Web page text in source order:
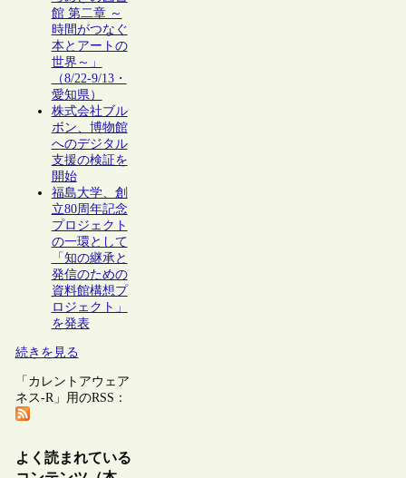
館 第二章 ～
時間がつなぐ
本とアートの
世界～」
（8/22-9/13・
愛知県）
株式会社ブル
ボン、博物館
へのデジタル
支援の検証を
開始
福島大学、創
立80周年記念
プロジェクト
の一環として
「知の継承と
発信のための
資料館構想プ
ロジェクト」
を発表
続きを見る
「カレントアウェア
ネス-R」用のRSS：
よく読まれている